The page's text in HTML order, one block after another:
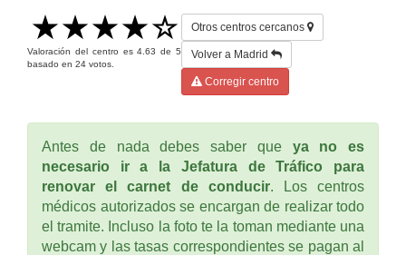
Valoración del centro es4.63 de5
basado en 24 votos.
Otros centros cercanos
Volver a Madrid
Corregir centro
Antes de nada debes saber que ya no es
necesario ir a la Jefatura de Tráfico para
renovar el carnet de conducir. Los centros
médicos autorizados se encargan de realizar todo
el tramite. Incluso la foto te la toman mediante una
webcam y las tasas correspondientes se pagan al